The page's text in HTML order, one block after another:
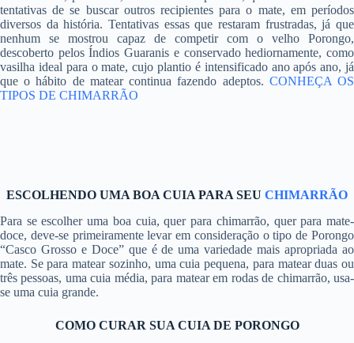
tentativas de se buscar outros recipientes para o mate, em períodos
diversos da história. Tentativas essas que restaram frustradas, já que
nenhum se mostrou capaz de competir com o velho Porongo,
descoberto pelos Índios Guaranis e conservado hediornamente, como
vasilha ideal para o mate, cujo plantio é intensificado ano após ano, já
que o hábito de matear continua fazendo adeptos. CONHEÇA OS
TIPOS DE CHIMARRÃO
ESCOLHENDO UMA BOA CUIA PARA SEU CHIMARRÃO
Para se escolher uma boa cuia, quer para chimarrão, quer para mate-
doce, deve-se primeiramente levar em consideração o tipo de Porongo
“Casco Grosso e Doce” que é de uma variedade mais apropriada ao
mate. Se para matear sozinho, uma cuia pequena, para matear duas ou
três pessoas, uma cuia média, para matear em rodas de chimarrão, usa-
se uma cuia grande.
COMO CURAR SUA CUIA DE PORONGO